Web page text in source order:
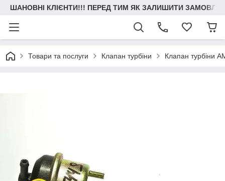
ШАНОВНІ КЛІЄНТИ!!! ПЕРЕД ТИМ ЯК ЗАЛИШИТИ
Товари та послуги Клапан турбіни Клапан турбіни